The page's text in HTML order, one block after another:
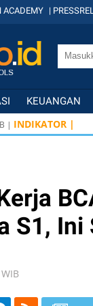
ACADEMY |
KEUANGAN
| INDIKATOR |
S1,